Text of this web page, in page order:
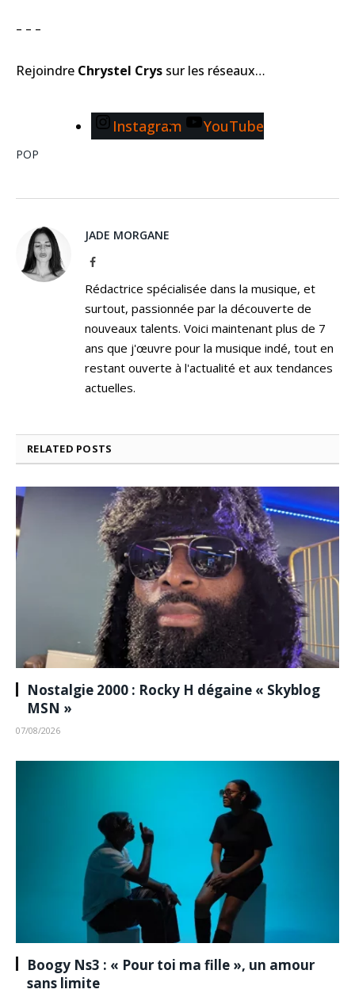
– – –
Rejoindre Chrystel Crys sur les réseaux…
Instagram YouTube
POP
JADE MORGANE
Facebook
Rédactrice spécialisée dans la musique, et
surtout, passionnée par la découverte de
nouveaux talents. Voici maintenant plus de 7
ans que j'œuvre pour la musique indé, tout en
restant ouverte à l'actualité et aux tendances
actuelles.
RELATED POSTS
Nostalgie 2000 : Rocky H dégaine « Skyblog
MSN »
07/08/2026
Boogy Ns3 : « Pour toi ma fille », un amour
sans limite